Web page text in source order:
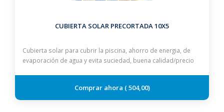
CUBIERTA SOLAR PRECORTADA 10X5
Cubierta solar para cubrir la piscina, ahorro de energia, de
evaporación de agua y evita suciedad, buena calidad/precio
504,00